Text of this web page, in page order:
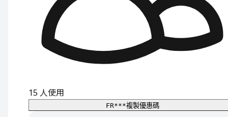
15 人使用
FR***複製優惠碼